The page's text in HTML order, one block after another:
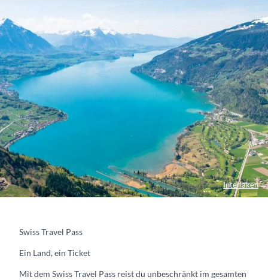
Interlaken
Swiss Travel Pass
Ein Land, ein Ticket
Mit dem Swiss Travel Pass reist du unbeschränkt im gesamten